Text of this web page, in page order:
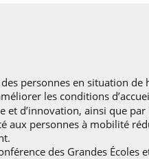
personnes en situation de
les conditions
et d’innovation, ainsi que
aux personnes à mobilité
des Grandes Écoles